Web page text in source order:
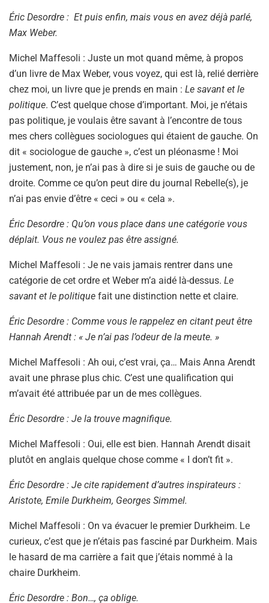
Éric Desordre : Et puis enfin, mais vous en avez déjà parlé,
Max Weber.
Michel Maffesoli : Juste un mot quand même, à propos
d’un livre de Max Weber, vous voyez, qui est là, relié derrière
chez moi, un livre que je prends en main : Le savant et le
politique. C’est quelque chose d’important. Moi, je n’étais
pas politique, je voulais être savant à l’encontre de tous
mes chers collègues sociologues qui étaient de gauche. On
dit « sociologue de gauche », c’est un pléonasme ! Moi
justement, non, je n’ai pas à dire si je suis de gauche ou de
droite. Comme ce qu’on peut dire du journal Rebelle(s), je
n’ai pas envie d’être « ceci » ou « cela ».
Éric Desordre : Qu’on vous place dans une catégorie vous
déplait. Vous ne voulez pas être assigné.
Michel Maffesoli : Je ne vais jamais rentrer dans une
catégorie de cet ordre et Weber m’a aidé là-dessus. Le
savant et le politique fait une distinction nette et claire.
Éric Desordre : Comme vous le rappelez en citant peut être
Hannah Arendt : « Je n’ai pas l’odeur de la meute. »
Michel Maffesoli : Ah oui, c’est vrai, ça… Mais Anna Arendt
avait une phrase plus chic. C’est une qualification qui
m’avait été attribuée par un de mes collègues.
Éric Desordre : Je la trouve magnifique.
Michel Maffesoli : Oui, elle est bien. Hannah Arendt disait
plutôt en anglais quelque chose comme « I don’t fit ».
Éric Desordre : Je cite rapidement d’autres inspirateurs :
Aristote, Emile Durkheim, Georges Simmel.
Michel Maffesoli : On va évacuer le premier Durkheim. Le
curieux, c’est que je n’étais pas fasciné par Durkheim. Mais
le hasard de ma carrière a fait que j’étais nommé à la
chaire Durkheim.
Éric Desordre : Bon…, ça oblige.